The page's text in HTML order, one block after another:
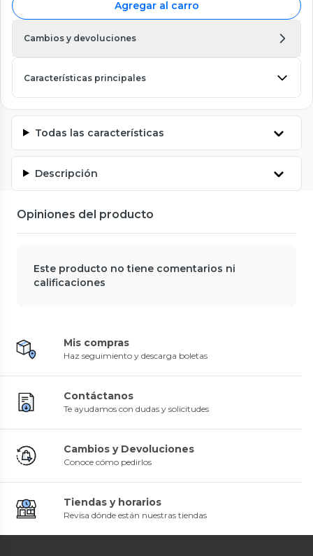
Agregar al carro
Cambios y devoluciones
Características principales
Todas las características
Descripción
Opiniones del producto
Este producto no tiene comentarios ni
calificaciones
Mis compras
Haz seguimiento y descarga boletas
Contáctanos
Te ayudamos con dudas y solicitudes
Cambios y Devoluciones
Conoce cómo pedirlos
Tiendas y horarios
Revisa dónde están nuestras tiendas